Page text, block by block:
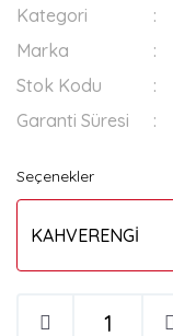
Kategori
Marka
Stok Kodu
Garanti Süresi
Seçenekler